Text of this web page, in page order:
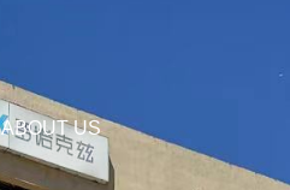
ABOUT US